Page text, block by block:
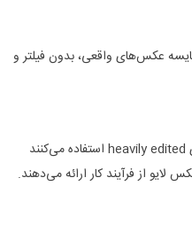
عکس‌های واقعی، بدون فیلتر و
از فرآیند کار ارائه می‌دهند.